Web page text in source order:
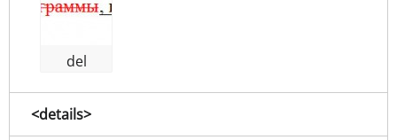
del
<details>